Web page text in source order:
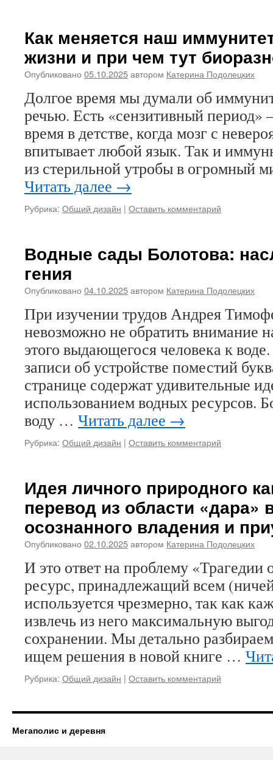
Как меняется наш
жизни и при чем тут
Опубликовано 05.10.2025автором Катерина Подолецких
Долгое время мы думали об
речью. Есть «сензитивный период»
время в детстве, когда мозг с
впитывает любой язык. Так и
из стерильной утробы в огромный
Читать далее →
Рубрика: Общий дизайн | Оставить комментарий
Водные сады Болотова:
гения
Опубликовано 04.10.2025автором Катерина Подолецких
При изучении трудов Андрея
невозможно не обратить внимание
этого выдающегося человека к
записи об устройстве поместий
странице содержат удивительные
использованием водных ресурсов.
воду … Читать далее →
Рубрика: Общий дизайн | Оставить комментарий
Идея личного природного
перевод из области «дара»
осознанного владения и
Опубликовано 02.10.2025автором Катерина Подолецких
И это ответ на проблему
ресурс, принадлежащий всем
используется чрезмерно, так как
извлечь из него максимальную
сохранении. Мы детально
ищем решения в новой книге …
Рубрика: Общий дизайн | Оставить комментарий
Мегаполис и деревня